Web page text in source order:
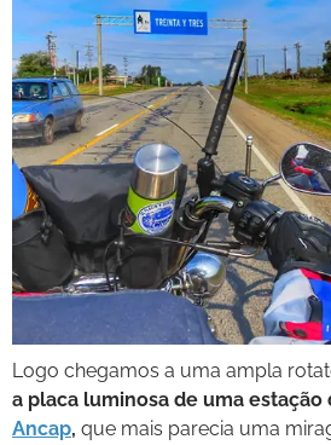
Logo chegamos a uma ampla
a placa luminosa de uma estação
Ancap, que mais parecia uma